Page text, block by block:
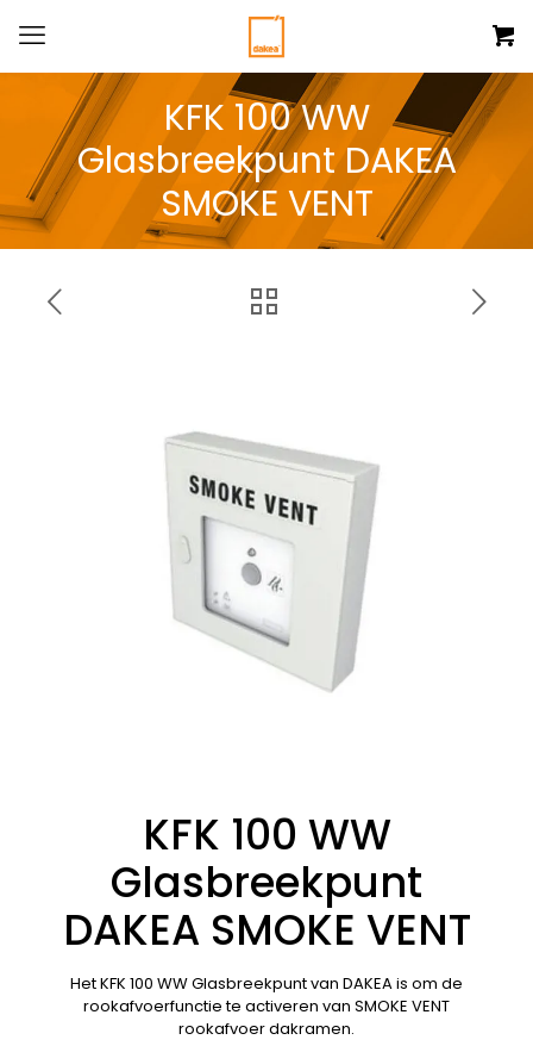
KFK 100 WW
Glasbreekpunt DAKEA
SMOKE VENT
KFK 100 WW
Glasbreekpunt
DAKEA SMOKE VENT
Het KFK 100 WW Glasbreekpunt van DAKEA is om de
rookafvoerfunctie te activeren van SMOKE VENT
rookafvoer dakramen.